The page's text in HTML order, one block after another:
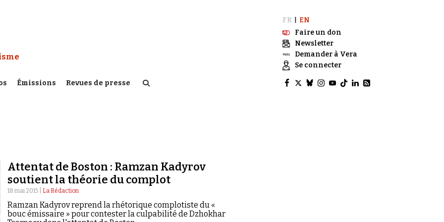
:
Émissions Revues de presse
FR
EN
Faire un don
Newsletter
Demander à Vera
Se connecter
Attentat de Boston : Ramzan Kadyrov
soutient la théorie du complot
18 mai 2015 | La Rédaction
Ramzan Kadyrov reprend la rhétorique complotiste du «
bouc émissaire » pour contester la culpabilité de Dzhokhar